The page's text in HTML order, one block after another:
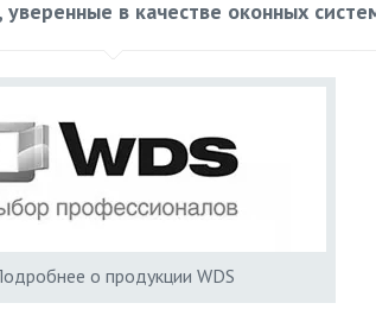
уверенные в качестве оконных
о продукции WDS